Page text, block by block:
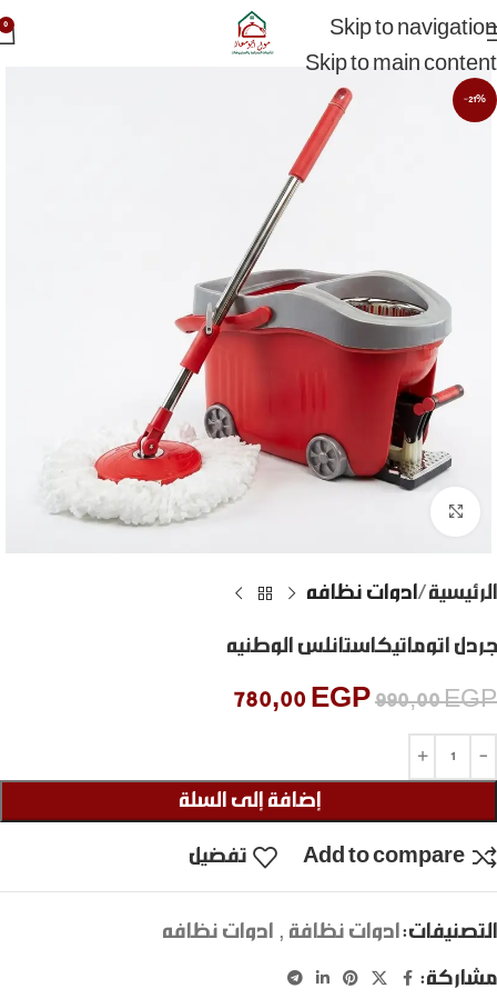
Skip to navigation
Skip to main content
0
-21%
الرئيسية ادوات نظافه
جردل اتوماتيكاستانلس الوطنيه
990,00EGP
780,00 EGP
إضافة إلى السلة
Add to compare تفضيل
التصنيفات: ادوات نظافة , ادوات نظافه
مشاركة: